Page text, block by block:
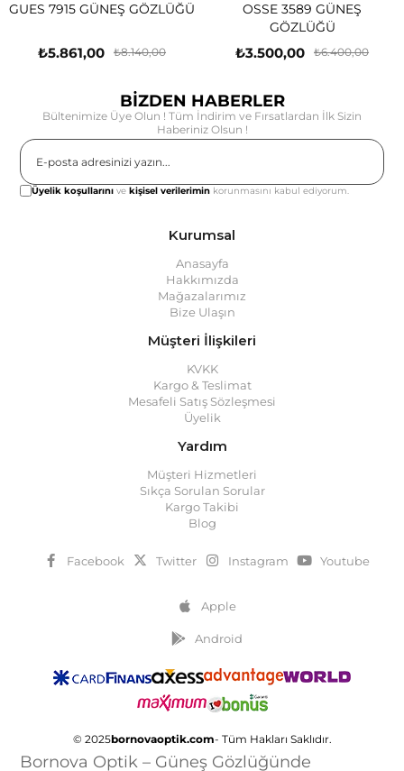
GUES 7915 GÜNEŞ GÖZLÜĞÜ
₺5.861,00 ₺8.140,00
OSSE 3589 GÜNEŞ
GÖZLÜĞÜ
₺3.500,00 ₺6.400,00
BİZDEN HABERLER
Bültenimize Üye Olun ! Tüm İndirim ve Fırsatlardan İlk Sizin
Haberiniz Olsun !
Üyelik koşullarını vekişisel verilerimin korunmasını kabul ediyorum.
Kurumsal
Anasayfa
Hakkımızda
Mağazalarımız
Bize Ulaşın
Müşteri İlişkileri
KVKK
Kargo & Teslimat
Mesafeli Satış Sözleşmesi
Üyelik
Yardım
Müşteri Hizmetleri
Sıkça Sorulan Sorular
Kargo Takibi
Blog
Facebook Twitter Instagram Youtube
Apple
Android
© 2025bornovaoptik.com- Tüm Hakları Saklıdır.
Bornova Optik – Güneş Gözlüğünde